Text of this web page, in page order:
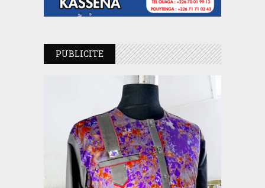
PUBLICITE